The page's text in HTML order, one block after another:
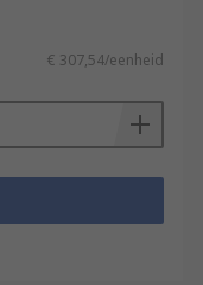
€ 307,54/eenheid